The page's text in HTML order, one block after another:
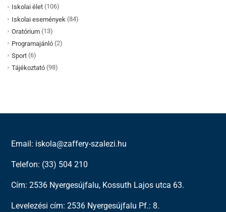
Iskolai élet (106)
Iskolai események (84)
Oratórium (13)
Programajánló (2)
Sport (6)
Tájékoztató (98)
Email: iskola@zaffery-szalezi.hu
Telefon: (33) 504 210
Cím: 2536 Nyergesújfalu, Kossuth Lajos utca 63.
Levelezési cím: 2536 Nyergesújfalu Pf.: 8.